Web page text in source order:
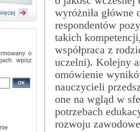
o
wpisz
wyróżniła główne
respondentów
takich
współpraca z
uczelni). Kolejny
omówienie
nauczycieli
one na wgląd w
potrzebach
rozwoju